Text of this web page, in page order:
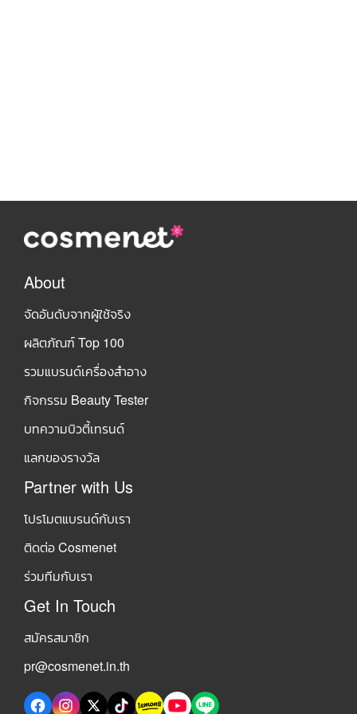
About
จัดอันดับจากผู้ใช้จริง
ผลิตภัณฑ์ Top 100
รวมแบรนด์เครื่องสำอาง
กิจกรรม Beauty Tester
บทความบิวตี้เทรนด์
แลกของรางวัล
Partner with Us
โปรโมตแบรนด์กับเรา
ติดต่อ Cosmenet
ร่วมทีมกับเรา
Get In Touch
สมัครสมาชิก
pr@cosmenet.in.th